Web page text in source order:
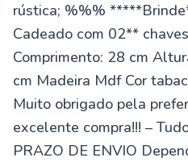
rústica; %%%
Cadeado com 02**
Comprimento: 28 cm
cm Madeira Mdf Cor
Muito obrigado pela
excelente compra!!! –
PRAZO DE ENVIO